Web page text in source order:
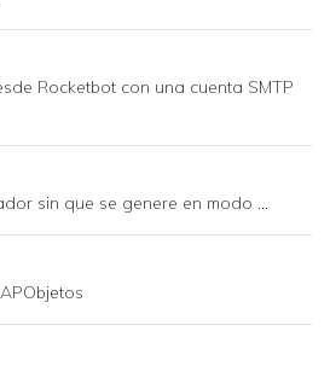
Rocketbot con una cuenta SMTP
sin que se genere en modo ...